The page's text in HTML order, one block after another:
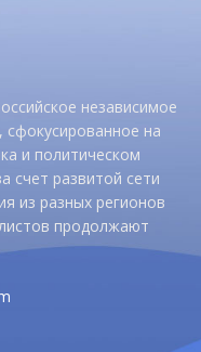
независимое
на
и политическом
счет развитой сети
из разных регионов
продолжают